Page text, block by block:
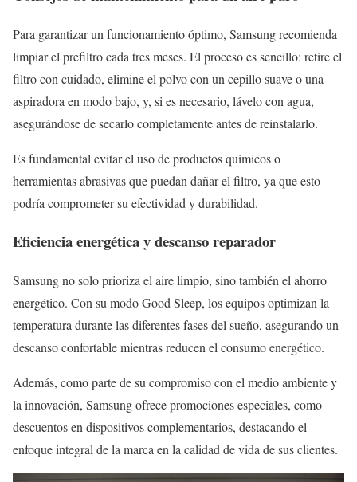
Para garantizar un funcionamiento óptimo, Samsung recomienda
limpiar el prefiltro cada tres meses. El proceso es sencillo: retire el
filtro con cuidado, elimine el polvo con un cepillo suave o una
aspiradora en modo bajo, y, si es necesario, lávelo con agua,
asegurándose de secarlo completamente antes de reinstalarlo.
Es fundamental evitar el uso de productos químicos o
herramientas abrasivas que puedan dañar el filtro, ya que esto
podría comprometer su efectividad y durabilidad.
Eficiencia energética y descanso reparador
Samsung no solo prioriza el aire limpio, sino también el ahorro
energético. Con su modo Good Sleep, los equipos optimizan la
temperatura durante las diferentes fases del sueño, asegurando un
descanso confortable mientras reducen el consumo energético.
Además, como parte de su compromiso con el medio ambiente y
la innovación, Samsung ofrece promociones especiales, como
descuentos en dispositivos complementarios, destacando el
enfoque integral de la marca en la calidad de vida de sus clientes.